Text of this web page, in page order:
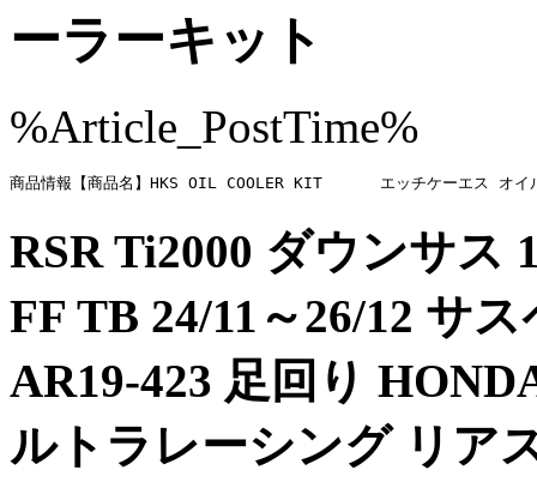
ーラーキット
%Article_PostTime%
商品情報【商品名】HKS OIL COOLER KIT      エッチケーエス オイ
RSR Ti2000 ダウンサス
FF TB 24/11～26/12 サ
AR19-423 足回り
ルトラレーシング リア